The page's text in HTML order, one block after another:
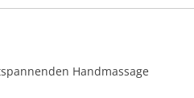
Handmassage